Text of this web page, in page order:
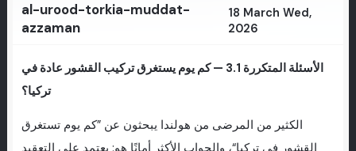
al-urood-torkia-muddat-
azzaman
18 March Wed,
2026
الأسئلة المتكررة 3.1 — كم يوم يستغرق تركيب القشور عادة في
تركيا؟
الكثير من المرضى من هولندا يبحثون عن ”كم يوم تستغرق